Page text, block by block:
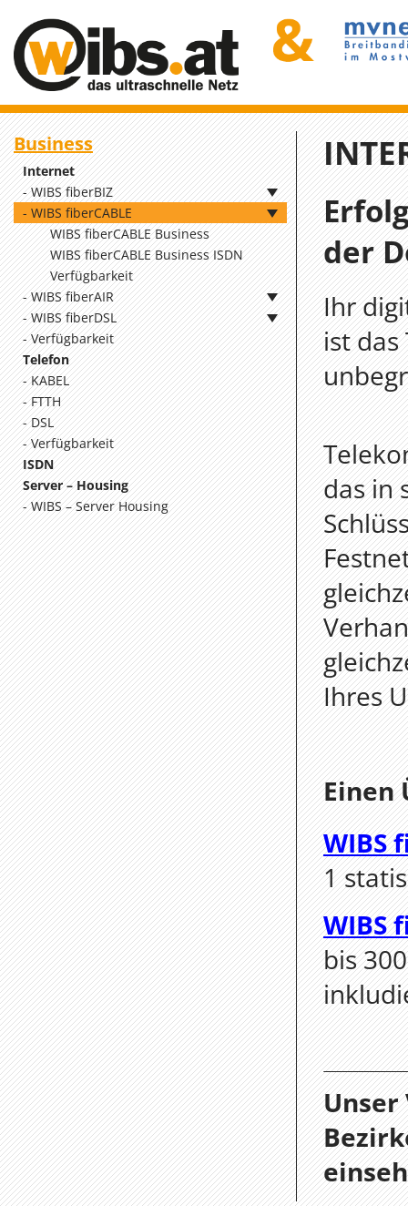
Business
Internet
WIBS fiberBIZ
WIBS fiberCABLE
WIBS fiberCABLE Business
WIBS fiberCABLE Business ISDN
Verfügbarkeit
WIBS fiberAIR
WIBS fiberDSL
Verfügbarkeit
Telefon
KABEL
FTTH
DSL
Verfügbarkeit
ISDN
Server – Housing
WIBS – Server Housing
der
Ihr
ist das
das in
Ihres
Einen
WIBS
1
WIBS
bis
Unser